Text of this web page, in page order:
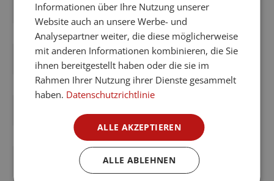
Schloss
Griffmuschel
Informationen über Ihre Nutzung unserer
Website auch an unsere Werbe- und
Analysepartner weiter, die diese möglicherweise
mit anderen Informationen kombinieren, die Sie
ihnen bereitgestellt haben oder die sie im
Rahmen Ihrer Nutzung ihrer Dienste gesammelt
haben. Datenschutzrichtlinie
ALLE AKZEPTIEREN
ALLE ABLEHNEN